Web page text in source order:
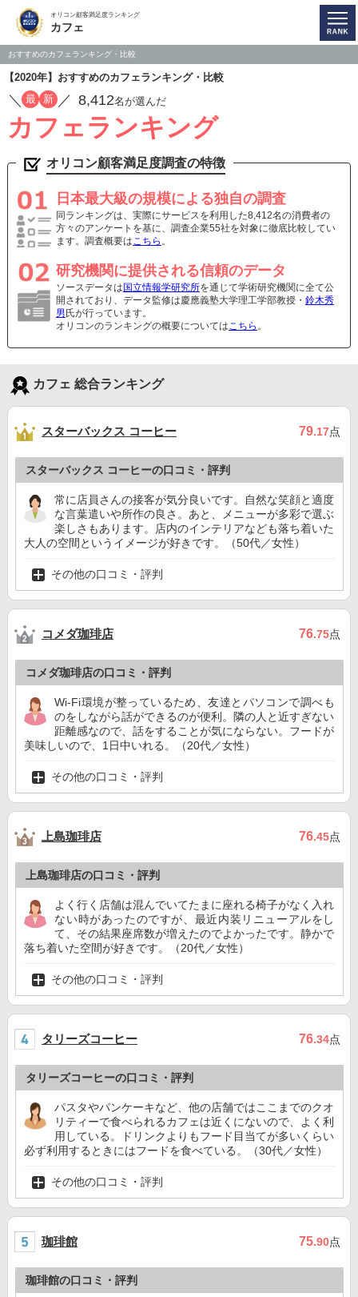
オリコン顧客満足度ランキング
カフェ
おすすめのカフェランキング・比較
【2020年】おすすめのカフェランキング・比較
／ 最 新 ／ 8,412名が選んだ
カフェランキング
オリコン顧客満足度調査の特徴
日本最大級の規模による独自の調査
同ランキングは、実際にサービスを利用した8,412名の消費者の
方々のアンケートを基に、調査企業55社を対象に徹底比較してい
ます。調査概要はこちら 。
研究機関に提供される信頼のデータ
ソースデータは 国立情報学研究所を通じて学術研究機関に全て公
開されており、データ監修は慶應義塾大学理工学部教授・ 鈴木秀
男 氏が行っています。
オリコンのランキングの概要についてはこちら 。
カフェ 総合ランキング
スターバックス コーヒー 79.17点
スターバックス コーヒーの口コミ・評判
常に店員さんの接客が気分良いです。自然な笑顔と適度
な言葉遣いや所作の良さ。あと、メニューが多彩で選ぶ
楽しさもあります。店内のインテリアなども落ち着いた
大人の空間というイメージが好きです。（50代／女性）
その他の口コミ・評判
コメダ珈琲店 76.75点
コメダ珈琲店の口コミ・評判
Wi-Fi環境が整っているため、友達とパソコンで調べも
のをしながら話ができるのが便利。隣の人と近すぎない
距離感なので、話をすることが気にならない。フードが
美味しいので、1日中いれる。（20代／女性）
その他の口コミ・評判
上島珈琲店 76.45点
上島珈琲店の口コミ・評判
よく行く店舗は混んでいてたまに座れる椅子がなく入れ
ない時があったのですが、最近内装リニューアルをし
て、その結果座席数が増えたのでよかったです。静かで
落ち着いた空間が好きです。（20代／女性）
その他の口コミ・評判
タリーズコーヒー 76.34点
タリーズコーヒーの口コミ・評判
パスタやパンケーキなど、他の店舗ではここまでのクオ
リティーで食べられるカフェは近くにないので、よく利
用している。ドリンクよりもフード目当てが多いくらい
必ず利用するときにはフードを食べている。（30代／女性）
その他の口コミ・評判
珈琲館 75.90点
珈琲館の口コミ・評判